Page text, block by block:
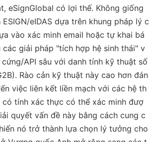
eSignGlobal có lợi thế. Không giống
eIDAS dựa trên khung pháp lý c
vào xác minh email hoặc tự khai bá
các giải pháp "tích hợp hệ sinh thái" v
API sâu với danh tính kỹ thuật số
Rào cản kỹ thuật này cao hơn đán
việc liên kết liền mạch với các hệ th
tính xác thực có thể xác minh đượ
quyết vấn đề này bằng cách cung c
nó trở thành lựa chọn lý tưởng cho